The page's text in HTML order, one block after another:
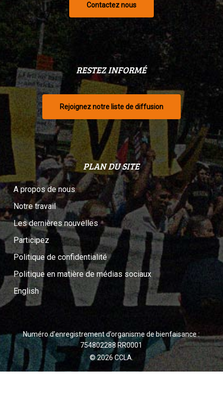
Contactez nous
RESTEZ INFORMÉ
Rejoignez notre liste de diffusion
PLAN DU SITE
A propos de nous
Notre travail
Les dernières nouvelles
Participez
Politique de confidentialité
Politique en matière de médias sociaux
English
Numéro d’enregistrement d’organisme de bienfaisance :
754802288 RR0001
© 2026 CCLA.